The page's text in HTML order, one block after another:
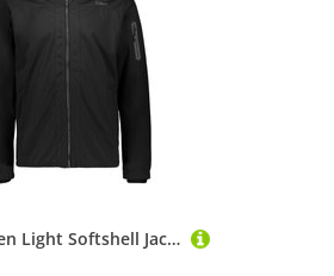
CMP Herren Light Softshell Jacke